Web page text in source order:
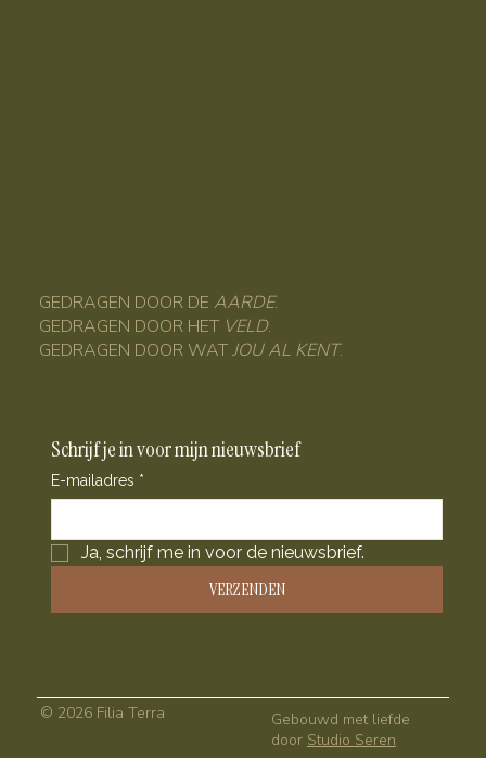
GEDRAGEN DOOR DE AARDE.
GEDRAGEN DOOR HET VELD.
GEDRAGEN DOOR WATJOU AL KENT.
Schrijf je in voor mijn nieuwsbrief
E-mailadres *
Ja, schrijf me in voor de nieuwsbrief.
VERZENDEN
© 2026 Filia Terra
Gebouwd met liefde
door Studio Seren